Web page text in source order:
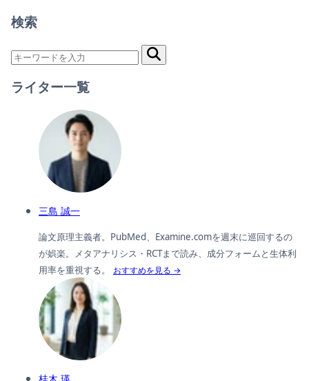
検索
ライター一覧
三島 誠一
論文原理主義者。PubMed、Examine.comを週末に巡回するの
が娯楽。メタアナリシス・RCTまで読み、成分フォームと生体利
用率を重視する。
おすすめを見る →